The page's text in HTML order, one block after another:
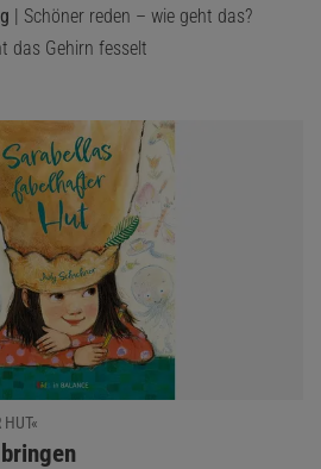
| Schöner reden – wie geht das?
das Gehirn fesselt